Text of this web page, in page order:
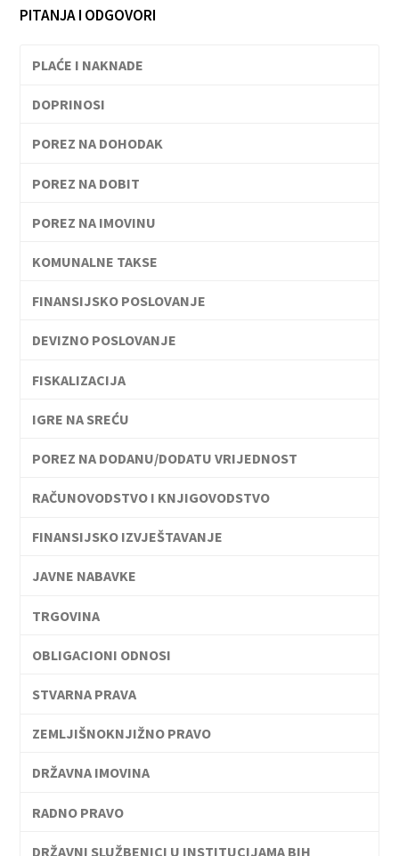
PITANJA I ODGOVORI
PLAĆE I NAKNADE
DOPRINOSI
POREZ NA DOHODAK
POREZ NA DOBIT
POREZ NA IMOVINU
KOMUNALNE TAKSE
FINANSIJSKO POSLOVANJE
DEVIZNO POSLOVANJE
FISKALIZACIJA
IGRE NA SREĆU
POREZ NA DODANU/DODATU VRIJEDNOST
RAČUNOVODSTVO I KNJIGOVODSTVO
FINANSIJSKO IZVJEŠTAVANJE
JAVNE NABAVKE
TRGOVINA
OBLIGACIONI ODNOSI
STVARNA PRAVA
ZEMLJIŠNOKNJIŽNO PRAVO
DRŽAVNA IMOVINA
RADNO PRAVO
DRŽAVNI SLUŽBENICI U INSTITUCIJAMA BIH